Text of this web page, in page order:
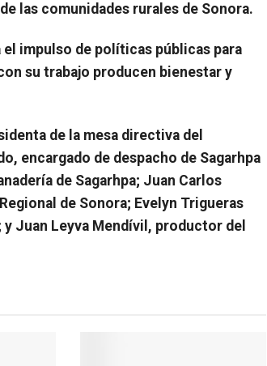
las comunidades rurales de Sonora.
impulso de políticas públicas para
su trabajo producen bienestar y
de la mesa directiva del
encargado de despacho de Sagarhpa
de Sagarhpa; Juan Carlos
de Sonora; Evelyn Trigueras
Juan Leyva Mendívil, productor del